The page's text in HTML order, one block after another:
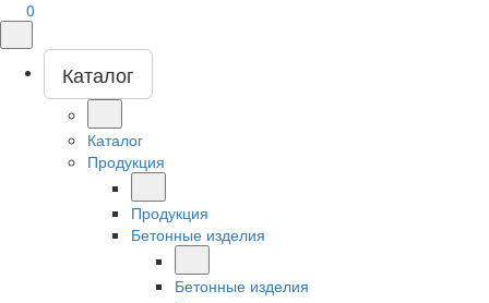
0
Каталог
Каталог
Продукция
Продукция
Бетонные изделия
Бетонные изделия